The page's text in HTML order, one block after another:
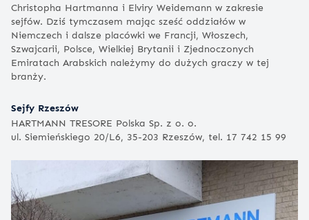
Christopha Hartmanna i Elviry Weidemann w zakresie
sejfów. Dziś tymczasem mając sześć oddziałów w
Niemczech i dalsze placówki we Francji, Włoszech,
Szwajcarii, Polsce, Wielkiej Brytanii i Zjednoczonych
Emiratach Arabskich należymy do dużych graczy w tej
branży.
Sejfy Rzeszów
HARTMANN TRESORE Polska Sp. z o. o.
ul. Siemieńskiego 20/L6, 35-203 Rzeszów, tel. 17 742 15 99